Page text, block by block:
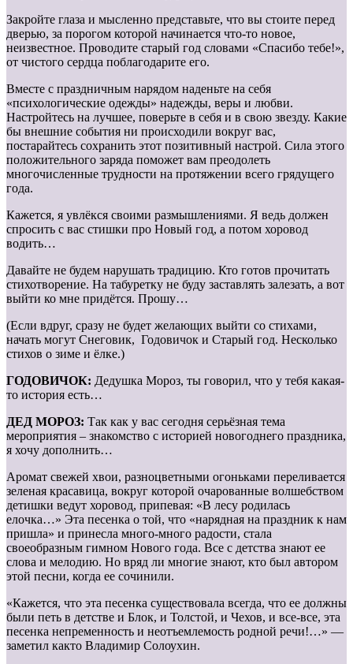
Закройте глаза и мысленно представьте, что вы стоите перед
дверью, за порогом которой начинается что-то новое,
неизвестное. Проводите старый год словами «Спасибо тебе!»,
от чистого сердца поблагодарите его.
Вместе с праздничным нарядом наденьте на себя
«психологические одежды» надежды, веры и любви.
Настройтесь на лучшее, поверьте в себя и в свою звезду. Какие
бы внешние события ни происходили вокруг вас,
постарайтесь сохранить этот позитивный настрой. Сила этого
положительного заряда поможет вам преодолеть
многочисленные трудности на протяжении всего грядущего
года.
Кажется, я увлёкся своими размышлениями. Я ведь должен
спросить с вас стишки про Новый год, а потом хоровод
водить…
Давайте не будем нарушать традицию. Кто готов прочитать
стихотворение. На табуретку не буду заставлять залезать, а вот
выйти ко мне придётся. Прошу…
(Если вдруг, сразу не будет желающих выйти со стихами,
начать могут Снеговик, Годовичок и Старый год. Несколько
стихов о зиме и ёлке.)
ГОДОВИЧОК: Дедушка Мороз, ты говорил, что у тебя какая-
то история есть…
ДЕД МОРОЗ: Так как у вас сегодня серьёзная тема
мероприятия – знакомство с историей новогоднего праздника,
я хочу дополнить…
Аромат свежей хвои, разноцветными огоньками переливается
зеленая красавица, вокруг которой очарованные волшебством
детишки ведут хоровод, припевая: «В лесу родилась
елочка…» Эта песенка о той, что «нарядная на праздник к нам
пришла» и принесла много-много радости, стала
своеобразным гимном Нового года. Все с детства знают ее
слова и мелодию. Но вряд ли многие знают, кто был автором
этой песни, когда ее сочинили.
«Кажется, что эта песенка существовала всегда, что ее должны
были петь в детстве и Блок, и Толстой, и Чехов, и все-все, эта
песенка непременность и неотъемлемость родной речи!…» —
заметил както Владимир Солоухин.